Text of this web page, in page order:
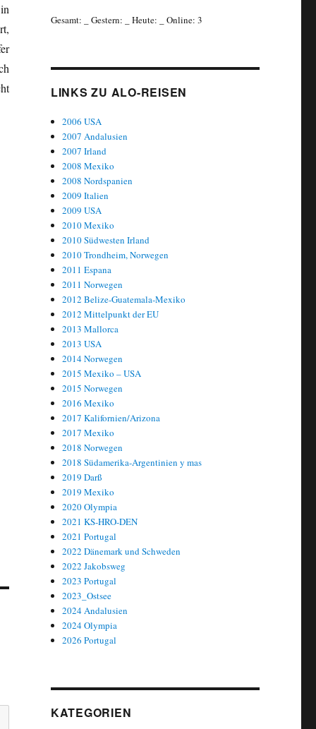
Gesamt: Gestern: Heute: Online: 3
LINKS ZU ALO-REISEN
2006 USA
2007 Andalusien
2007 Irland
2008 Mexiko
2008 Nordspanien
2009 Italien
2009 USA
2010 Mexiko
2010 Südwesten Irland
2010 Trondheim, Norwegen
2011 Espana
2011 Norwegen
2012 Belize-Guatemala-Mexiko
2012 Mittelpunkt der EU
2013 Mallorca
2013 USA
2014 Norwegen
2015 Mexiko – USA
2015 Norwegen
2016 Mexiko
2017 Kalifornien/Arizona
2017 Mexiko
2018 Norwegen
2018 Südamerika-Argentinien y mas
2019 Darß
2019 Mexiko
2020 Olympia
2021 KS-HRO-DEN
2021 Portugal
2022 Dänemark und Schweden
2022 Jakobsweg
2023 Portugal
2023_Ostsee
2024 Andalusien
2024 Olympia
2026 Portugal
KATEGORIEN